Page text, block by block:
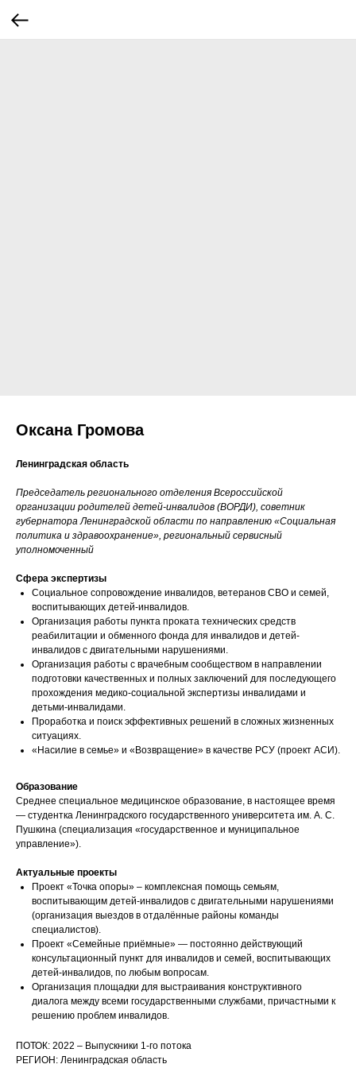
Оксана Громова
Ленинградская область
Председатель регионального отделения Всероссийской
организации родителей детей-инвалидов (ВОРДИ), советник
губернатора Ленинградской области по направлению «Социальная
политика и здравоохранение», региональный сервисный
уполномоченный
Сфера экспертизы
Социальное сопровождение инвалидов, ветеранов СВО и семей,
воспитывающих детей-инвалидов.
Организация работы пункта проката технических средств
реабилитации и обменного фонда для инвалидов и детей-
инвалидов с двигательными нарушениями.
Организация работы с врачебным сообществом в направлении
подготовки качественных и полных заключений для последующего
прохождения медико-социальной экспертизы инвалидами и
детьми-инвалидами.
Проработка и поиск эффективных решений в сложных жизненных
ситуациях.
«Насилие в семье» и «Возвращение» в качестве РСУ (проект АСИ).
Образование
Среднее специальное медицинское образование, в настоящее время
— студентка Ленинградского государственного университета им. А. С.
Пушкина (специализация «государственное и муниципальное
управление»).
Актуальные проекты
Проект «Точка опоры» – комплексная помощь семьям,
воспитывающим детей-инвалидов с двигательными нарушениями
(организация выездов в отдалённые районы команды
специалистов).
Проект «Семейные приёмные» — постоянно действующий
консультационный пункт для инвалидов и семей, воспитывающих
детей-инвалидов, по любым вопросам.
Организация площадки для выстраивания конструктивного
диалога между всеми государственными службами, причастными к
решению проблем инвалидов.
ПОТОК: 2022 – Выпускники 1-го потока
РЕГИОН: Ленинградская область